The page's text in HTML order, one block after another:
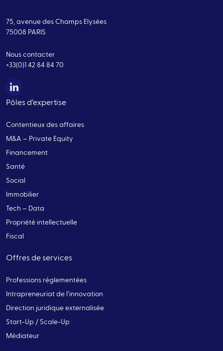
75, avenue des Champs Elysées
75008 PARIS
Nous contacter
+33(0)1 42 84 84 70
Pôles d’expertise
Contentieux des affaires
M&A – Private Equity
Financement
Santé
Social
Immobilier
Tech – Data
Propriété intellectuelle
Fiscal
Offres de services
Professions réglementées
Intrapreneuriat de l’innovation
Direction juridique externalisée
Start-Up / Scale-Up
Médiateur